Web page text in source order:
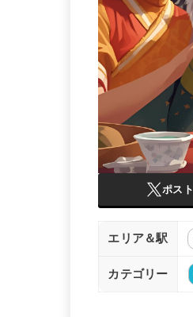
ポスト
エリア＆駅
カテゴリー